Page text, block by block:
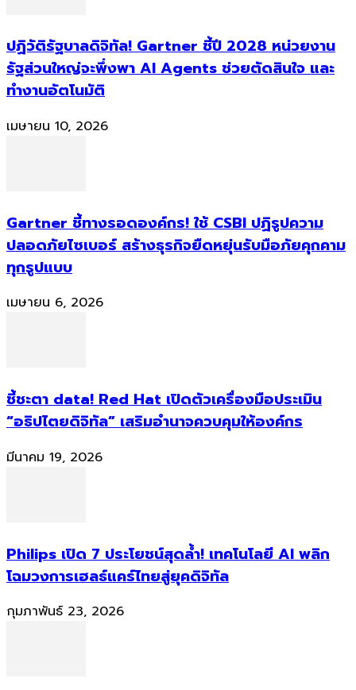
ปฏิวัติรัฐบาลดิจิทัล! Gartner ชี้ปี 2028 หน่วยงาน
รัฐส่วนใหญ่จะพึ่งพา AI Agents ช่วยตัดสินใจ และ
ทำงานอัตโนมัติ
เมษายน 10, 2026
Gartner ชี้ทางรอดองค์กร! ใช้ CSBI ปฏิรูปความ
ปลอดภัยไซเบอร์ สร้างธุรกิจยืดหยุ่นรับมือภัยคุกคาม
ทุกรูปแบบ
เมษายน 6, 2026
ชี้ชะตา data! Red Hat เปิดตัวเครื่องมือประเมิน
“อธิปไตยดิจิทัล” เสริมอำนาจควบคุมให้องค์กร
มีนาคม 19, 2026
Philips เปิด 7 ประโยชน์สุดล้ำ! เทคโนโลยี AI พลิก
โฉมวงการเฮลธ์แคร์ไทยสู่ยุคดิจิทัล
กุมภาพันธ์ 23, 2026